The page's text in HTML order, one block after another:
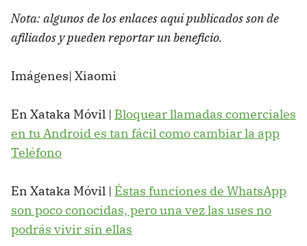
Nota: algunos de los enlaces aquí publicados son de
afiliados y pueden reportar un beneficio.
Imágenes| Xiaomi
En Xataka Móvil | Bloquear llamadas comerciales
en tu Android es tan fácil como cambiar la app
Teléfono
En Xataka Móvil | Éstas funciones de WhatsApp
son poco conocidas, pero una vez las uses no
podrás vivir sin ellas